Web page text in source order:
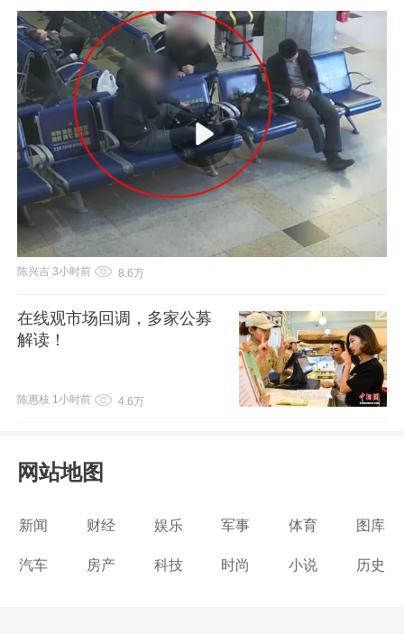
陈兴吉 3小时前 8.6万
在线观市场回调，多家公募
解读！
陈惠枝 1小时前 4.6万
网站地图
新闻 财经 娱乐 军事 体育 图库
汽车 房产 科技 时尚 小说 历史